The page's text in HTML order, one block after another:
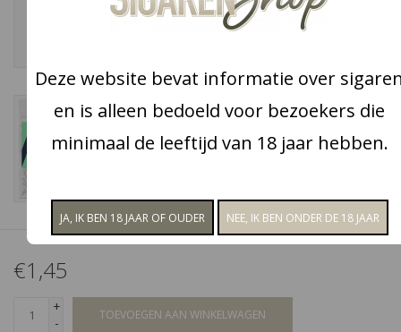
€1,45
+
-
TOEVOEGEN AAN WINKELWAGEN
Deze website bevat informatie over
en is alleen bedoeld voor bezoekers die
minimaal de leeftijd van 18 jaar hebben.